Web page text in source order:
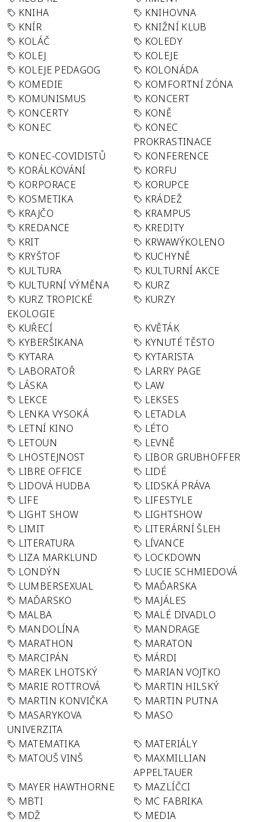
KNIHA
KNIHOVNA
KNÍR
KNIŽNÍ KLUB
KOLÁČ
KOLEDY
KOLEJ
KOLEJE
KOLEJE PEDAGOG
KOLONÁDA
KOMEDIE
KOMFORTNÍ ZÓNA
KOMUNISMUS
KONCERT
KONCERTY
KONĚ
KONEC
KONEC
PROKRASTINACE
KONEC-COVIDISTŮ
KONFERENCE
KORÁLKOVÁNÍ
KORFU
KORPORACE
KORUPCE
KOSMETIKA
KRÁDEŽ
KRAJČO
KRAMPUS
KREDANCE
KREDITY
KRIT
KRWAWÝKOLENO
KRYŠTOF
KUCHYNĚ
KULTURA
KULTURNÍ AKCE
KULTURNÍ VÝMĚNA
KURZ
KURZ TROPICKÉ
EKOLOGIE
KURZY
KUŘECÍ
KVĚTÁK
KYBERŠIKANA
KYNUTÉ TĚSTO
KYTARA
KYTARISTA
LABORATOŘ
LARRY PAGE
LÁSKA
LAW
LEKCE
LEKSES
LENKA VYSOKÁ
LETADLA
LETNÍ KINO
LÉTO
LETOUN
LEVNĚ
LHOSTEJNOST
LIBOR GRUBHOFFER
LIBRE OFFICE
LIDÉ
LIDOVÁ HUDBA
LIDSKÁ PRÁVA
LIFE
LIFESTYLE
LIGHT SHOW
LIGHTSHOW
LIMIT
LITERÁRNÍ ŠLEH
LITERATURA
LÍVANCE
LIZA MARKLUND
LOCKDOWN
LONDÝN
LUCIE SCHMIEDOVÁ
LUMBERSEXUAL
MAĎARSKA
MAĎARSKO
MAJÁLES
MALBA
MALÉ DIVADLO
MANDOLÍNA
MANDRAGE
MARATHON
MARATON
MARCIPÁN
MÁRDI
MAREK LHOTSKÝ
MARIAN VOJTKO
MARIE ROTTROVÁ
MARTIN HILSKÝ
MARTIN KONVIČKA
MARTIN PUTNA
MASARYKOVA
UNIVERZITA
MASO
MATEMATIKA
MATERIÁLY
MATOUŠ VINŠ
MAXMILLIAN
APPELTAUER
MAYER HAWTHORNE
MAZLÍČCI
MBTI
MC FABRIKA
MDŽ
MEDIA